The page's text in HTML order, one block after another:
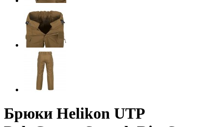
Брюки Helikon UTP